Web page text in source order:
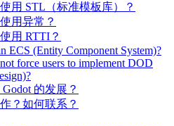
用 STL（标准模板库）？
用异常？
用 RTTI？
ECS (Entity Component System)?
force users to implement DOD
的发展？
？如何联系？